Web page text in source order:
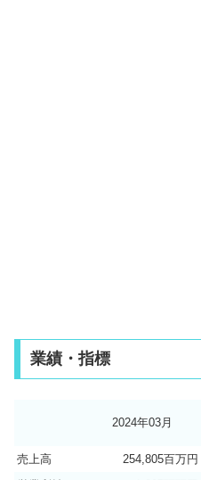
業績・指標
2024年03月
売上高
254,805百万円